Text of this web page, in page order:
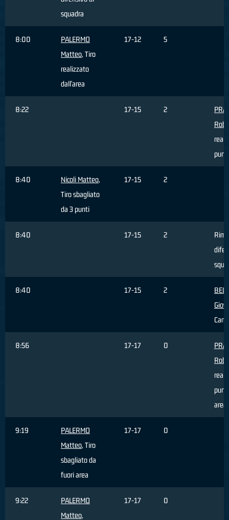
squadra
8:00
PALERMO
Matteo, Tiro
realizzato
dall'area
17-12 5
8:22 17-15 2
punti
8:40 Nicoli Matteo,
Tiro sbagliato
da 3 punti
17-15 2
8:40 17-15 2
8:40 17-15 2
8:56 17-17 0
area
9:19
PALERMO
Matteo, Tiro
sbagliato da
fuori area
17-17 0
9:22
PALERMO
Matteo,
17-17 0